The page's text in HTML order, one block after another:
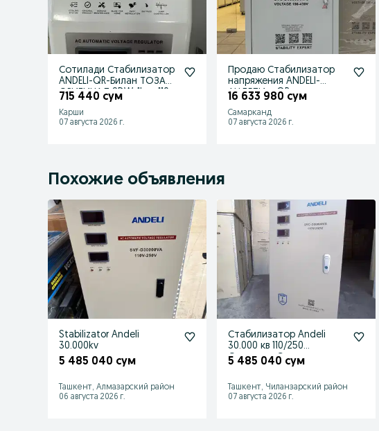
Сотилади Стабилизатор
ANDELI-QR-Билан ТОЗА
ОРИГИНАЛ SDW-1kva 110-
715 440 сум
Карши
07 августа 2026 г.
Продаю Стабилизатор
напряжения ANDELI-
АНДЕЛИ с QR-кодом
SVC-60kva-380V
16 633 980 сум
Самарканд
07 августа 2026 г.
Похожие объявления
Stabilizator Andeli
30.000kv
5 485 040 сум
Ташкент, Алмазарский район
06 августа 2026 г.
Стабилизатор Andeli
30.000 кв 110/250
Оригинал Со склада
5 485 040 сум
Ташкент, Чиланзарский район
07 августа 2026 г.